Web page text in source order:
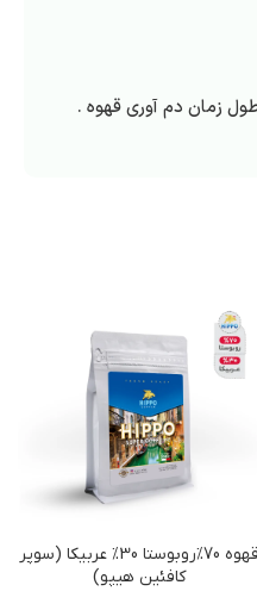
قهوه 70%روبوستا 30% عربیکا (سوپر
کافئین هیپو)